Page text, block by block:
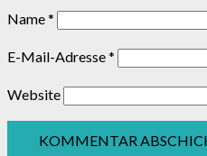
Name*
E-Mail-Adresse*
Website